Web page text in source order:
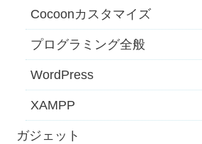
Cocoonカスタマイズ
プログラミング全般
WordPress
XAMPP
ガジェット